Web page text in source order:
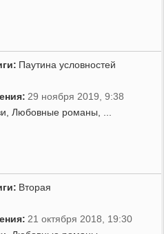
Паутина условностей
29 ноября 2019, 9:38
Любовные романы
Вторая
21 октября 2018, 19:30